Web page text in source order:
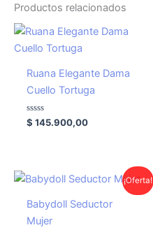
Productos relacionados
Ruana Elegante Dama
Cuello Tortuga
Valorado
con
$ 145.900,00
¡Oferta!
Babydoll Seductor
Mujer
El
original
era:
El
actual
es: